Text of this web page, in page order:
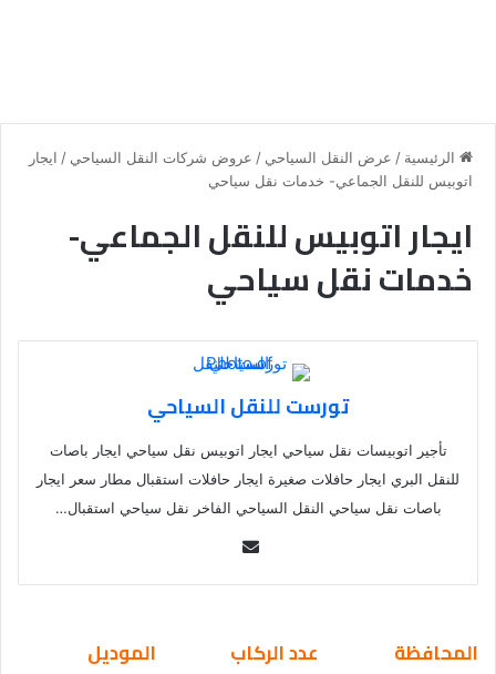
الرئيسية / عرض النقل السياحي / عروض شركات النقل السياحي / ايجار
اتوبيس للنقل الجماعي- خدمات نقل سياحي
ايجار اتوبيس للنقل الجماعي-
خدمات نقل سياحي
تورست للنقل السياحي
تأجير اتوبيسات نقل سياحي ايجار اتوبيس نقل سياحي ايجار باصات
للنقل البري ايجار حافلات صغيرة ايجار حافلات استقبال مطار سعر ايجار
باصات نقل سياحي النقل السياحي الفاخر نقل سياحي استقبال…
ail
المحافظة عدد الركاب الموديل